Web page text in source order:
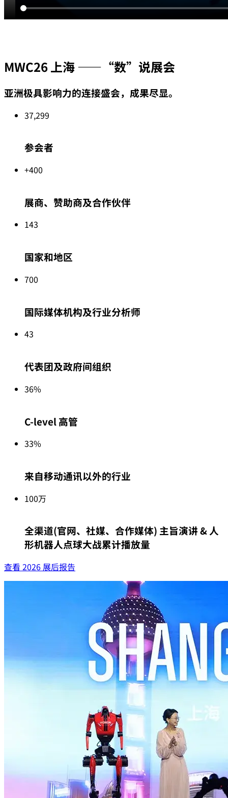
MWC26 上海 ——“数”说展会
亚洲极具影响力的连接盛会，成果尽显。
37,300
参会者
+400
展商、赞助商及合作伙伴
143
国家和地区
700
国际媒体机构及行业分析师
43
代表团及政府间组织
36%
C-level 高管
33%
来自移动通讯以外的行业
100万
全渠道(官网、社媒、合作媒体) 主旨演讲 & 人
形机器人点球大战累计播放量
查看 2026 展后报告